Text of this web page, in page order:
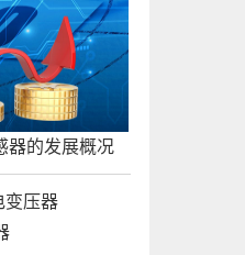
器的发展概况